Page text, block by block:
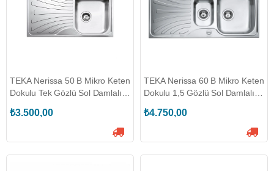
TEKA Nerissa 50 B Mikro Keten
Dokulu Tek Gözlü Sol Damlalıklı
₺3.500,00
TEKA Nerissa 60 B Mikro Keten
Dokulu 1,5 Gözlü Sol Damlalıklı
₺4.750,00